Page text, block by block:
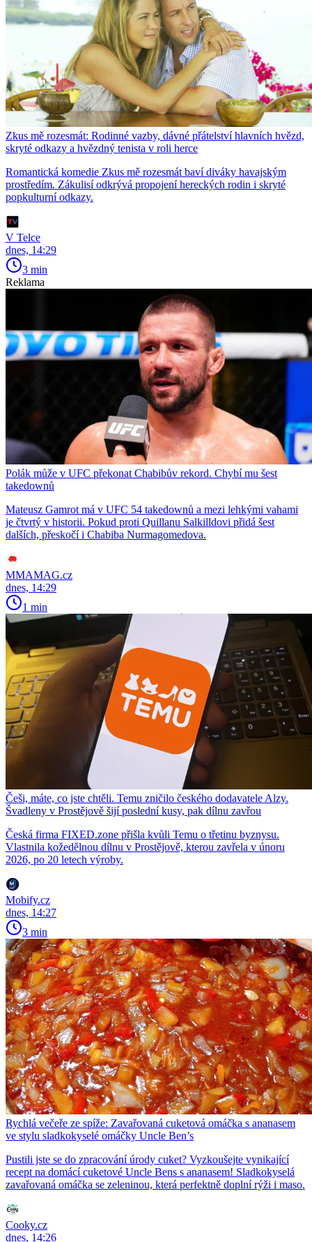
Zkus mě rozesmát: Rodinné vazby, dávné přátelství hlavních hvězd,
skryté odkazy a hvězdný tenista v roli herce
Romantická komedie Zkus mě rozesmát baví diváky havajským
prostředím. Zákulisí odkrývá propojení hereckých rodin i skryté
popkulturní odkazy.
V Telce
dnes, 14:29
3 min
Reklama
Polák může v UFC překonat Chabibův rekord. Chybí mu šest
takedownů
Mateusz Gamrot má v UFC 54 takedownů a mezi lehkými vahami
je čtvrtý v historii. Pokud proti Quillanu Salkilldovi přidá šest
dalších, přeskočí i Chabiba Nurmagomedova.
MMAMAG.cz
dnes, 14:29
1 min
Češi, máte, co jste chtěli. Temu zničilo českého dodavatele Alzy.
Švadleny v Prostějově šijí poslední kusy, pak dílnu zavřou
Česká firma FIXED.zone přišla kvůli Temu o třetinu byznysu.
Vlastnila kožedělnou dílnu v Prostějově, kterou zavřela v únoru
2026, po 20 letech výroby.
Mobify.cz
dnes, 14:27
3 min
Rychlá večeře ze spíže: Zavařovaná cuketová omáčka s ananasem
ve stylu sladkokyselé omáčky Uncle Ben’s
Pustili jste se do zpracování úrody cuket? Vyzkoušejte vynikající
recept na domácí cuketové Uncle Bens s ananasem! Sladkokyselá
zavařovaná omáčka se zeleninou, která perfektně doplní rýži i maso.
Cooky.cz
dnes, 14:26